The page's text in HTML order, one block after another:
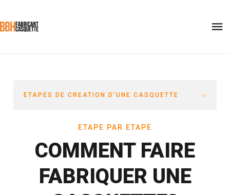
ETAPES DE CREATION D'UNE CASQUETTE
ETAPE PAR ETAPE
COMMENT FAIRE
FABRIQUER UNE